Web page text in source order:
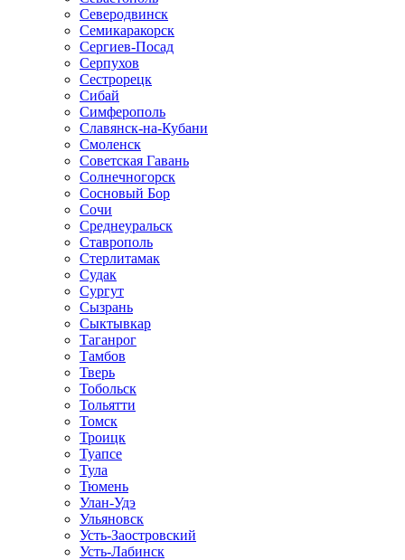
Северодвинск
Семикаракорск
Сергиев-Посад
Серпухов
Сестрорецк
Сибай
Симферополь
Славянск-на-Кубани
Смоленск
Советская Гавань
Солнечногорск
Сосновый Бор
Сочи
Среднеуральск
Ставрополь
Стерлитамак
Судак
Сургут
Сызрань
Сыктывкар
Таганрог
Тамбов
Тверь
Тобольск
Тольятти
Томск
Троицк
Туапсе
Тула
Тюмень
Улан-Удэ
Ульяновск
Усть-Заостровский
Усть-Лабинск